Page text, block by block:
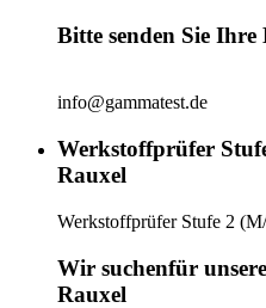
Bitte senden Sie
info@gammatest.de
Werkstoffprüfer
Rauxel
Werkstoffprüfer Stufe 2
Wir suchenfür
Rauxel